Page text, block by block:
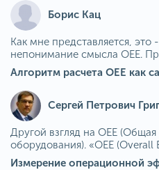
Борис Кац
Как мне представляется, это
непонимание смысла OEE.
Сергей Петрович
Другой взгляд на OEE
оборудования). «OEE